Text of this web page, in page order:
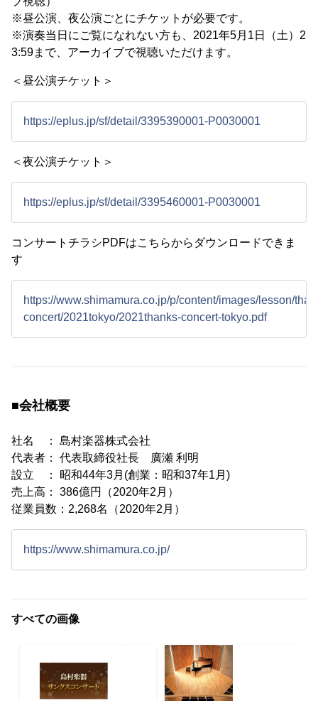
※昼公演、夜公演ごとにチケットが必要です。
※演奏当日にご覧になれない方も、2021年5月1日（土）2
3:59まで、アーカイブで視聴いただけます。
＜昼公演チケット＞
https://eplus.jp/sf/detail/3395390001-P0030001
＜夜公演チケット＞
https://eplus.jp/sf/detail/3395460001-P0030001
コンサートチラシPDFはこちらからダウンロードできま
す
https://www.shimamura.co.jp/p/content/images/lesson/
concert/2021tokyo/2021thanks-concert-tokyo.pdf
■会社概要
社名 ： 島村楽器株式会社
代表者： 代表取締役社長 廣瀬 利明
設立 ： 昭和44年3月(創業：昭和37年1月)
売上高： 386億円（2020年2月）
従業員数：2,268名（2020年2月）
https://www.shimamura.co.jp/
すべての画像